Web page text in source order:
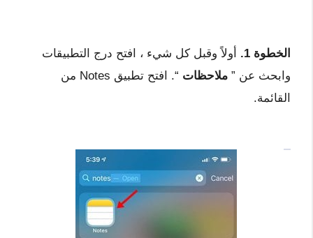
الخطوة 1.
أولاً وقبل كل شيء ، افتح درج التطبيقات
وابحث عن ” ملاحظات
“. افتح تطبيق Notes من
القائمة.